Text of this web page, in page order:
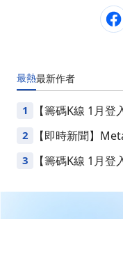
最熱最新作者
1 【籌碼K線 1月
2
【即時新聞】
一度飆漲逾10%
3 【籌碼K線 1月